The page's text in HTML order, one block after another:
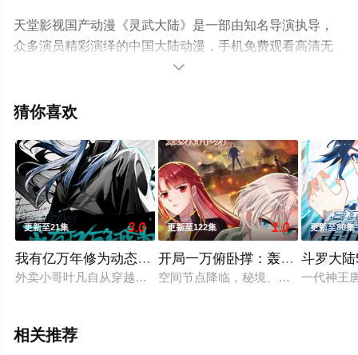
天堂影视国产动漫《灵武大陆》是一部由知名导演执导，
众多演员精彩演绎的中国大陆动漫，手机免费观看高清无
删减完整版动漫全集就上天堂电影网，更多相关信息可移
。

猜你喜欢
更新至21集 3.0
我有亿万年修为动态漫画
外卖小哥叶凡自从穿越后本着苟命的宗旨在天武城深居简出，直
更新至122集 1.0
开局一万俯卧撑：轰杀神明动态
空间节点降临，秘境、深渊各种副本
更新至80集
斗罗大
一代神王
相关推荐